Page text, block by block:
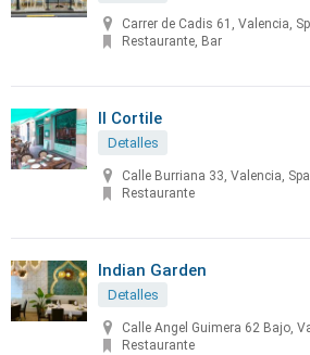
Carrer de Cadis 61, Valencia,
Restaurante, Bar
Il Cortile
Detalles
Calle Burriana 33, Valencia,
Restaurante
Indian Garden
Detalles
Calle Angel Guimera 62 Bajo,
Restaurante